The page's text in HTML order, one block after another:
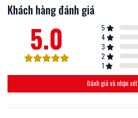
Khách hàng đánh giá
5.0 5
4
3
2
1
Đánh giá và nhận xét